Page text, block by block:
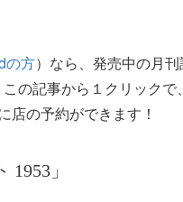
の方）なら、発売中の月
の記事から１クリックで
店の予約ができます！
1953」